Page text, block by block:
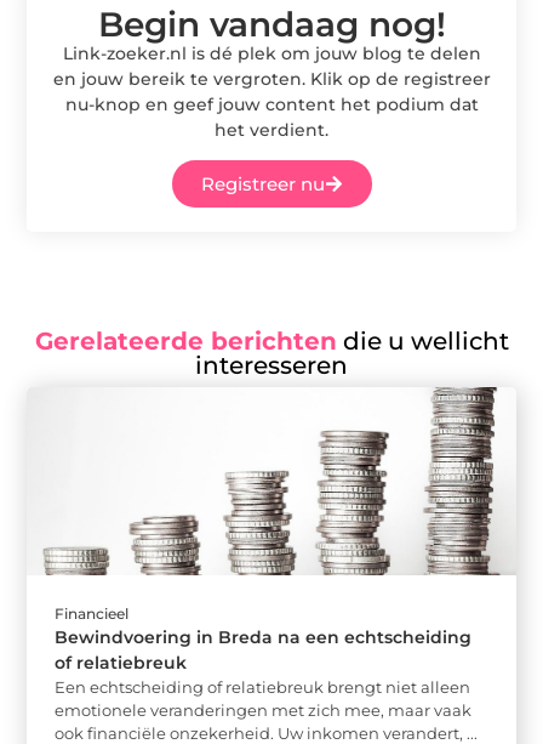
Begin vandaag nog!
Link-zoeker.nl is dé plek om jouw blog te delen
en jouw bereik te vergroten. Klik op de registreer
nu-knop en geef jouw content het podium dat
het verdient.
Registreer nu
Gerelateerde berichten die u wellicht
interesseren
Financieel
Bewindvoering in Breda na een echtscheiding
of relatiebreuk
Een echtscheiding of relatiebreuk brengt niet alleen
emotionele veranderingen met zich mee, maar vaak
ook financiële onzekerheid. Uw inkomen verandert, ...